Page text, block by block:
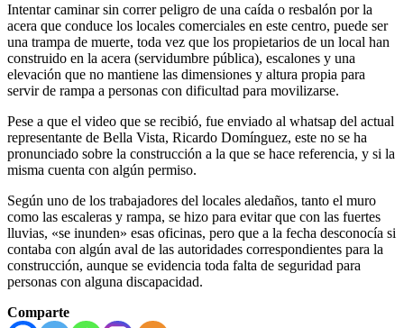
Intentar caminar sin correr peligro de una caída o resbalón por la
acera que conduce los locales comerciales en este centro, puede ser
una trampa de muerte, toda vez que los propietarios de un local han
construido en la acera (servidumbre pública), escalones y una
elevación que no mantiene las dimensiones y altura propia para
servir de rampa a personas con dificultad para movilizarse.
Pese a que el video que se recibió, fue enviado al whatsap del actual
representante de Bella Vista, Ricardo Domínguez, este no se ha
pronunciado sobre la construcción a la que se hace referencia, y si la
misma cuenta con algún permiso.
Según uno de los trabajadores del locales aledaños, tanto el muro
como las escaleras y rampa, se hizo para evitar que con las fuertes
lluvias, «se inunden» esas oficinas, pero que a la fecha desconocía si
contaba con algún aval de las autoridades correspondientes para la
construcción, aunque se evidencia toda falta de seguridad para
personas con alguna discapacidad.
Comparte